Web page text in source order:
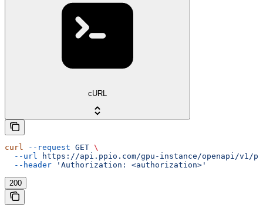
cURL
curl --request GET \
  --url
https://api.ppio.com/gpu-instance/openapi/v1/
  --header
'Authorization: <authorization>'
200